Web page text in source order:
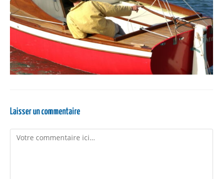
Laisser un commentaire